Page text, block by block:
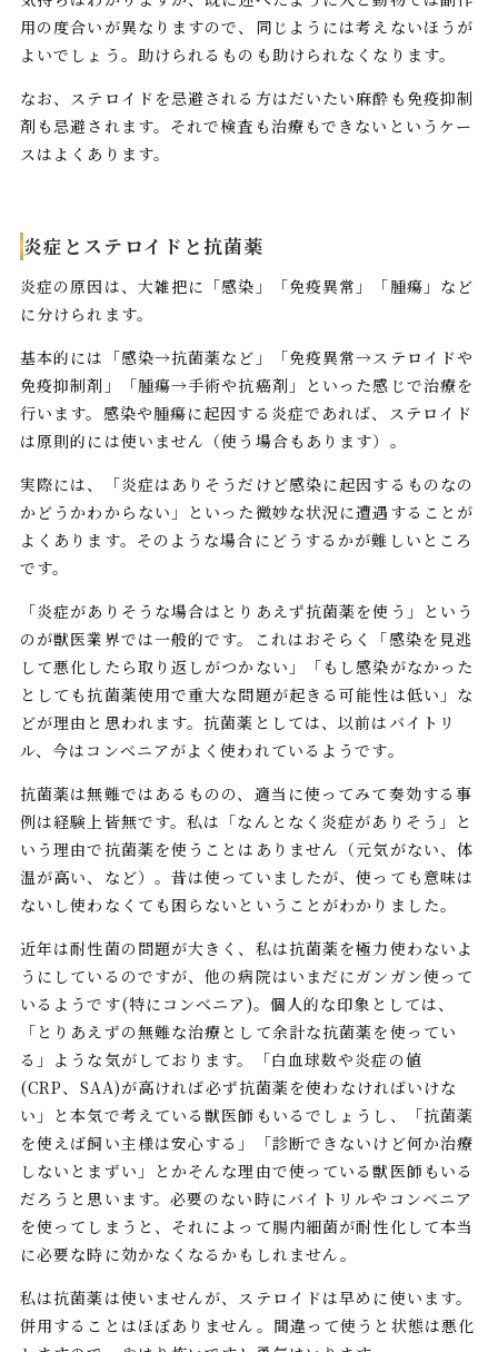
用の度合いが異なりますので、同じようには考えないほうが
よいでしょう。助けられるものも助けられなくなります。
なお、ステロイドを忌避される方はだいたい麻酔も免疫抑制
剤も忌避されます。それで検査も治療もできないというケー
スはよくあります。
炎症とステロイドと抗菌薬
炎症の原因は、大雑把に「感染」「免疫異常」「腫瘍」など
に分けられます。
基本的には「感染→抗菌薬など」「免疫異常→ステロイドや
免疫抑制剤」「腫瘍→手術や抗癌剤」といった感じで治療を
行います。感染や腫瘍に起因する炎症であれば、ステロイド
は原則的には使いません（使う場合もあります）。
実際には、「炎症はありそうだけど感染に起因するものなの
かどうかわからない」といった微妙な状況に遭遇することが
よくあります。そのような場合にどうするかが難しいところ
です。
「炎症がありそうな場合はとりあえず抗菌薬を使う」という
のが獣医業界では一般的です。これはおそらく「感染を見逃
して悪化したら取り返しがつかない」「もし感染がなかった
としても抗菌薬使用で重大な問題が起きる可能性は低い」な
どが理由と思われます。抗菌薬としては、以前はバイトリ
ル、今はコンべニアがよく使われているようです。
抗菌薬は無難ではあるものの、適当に使ってみて奏効する事
例は経験上皆無です。私は「なんとなく炎症がありそう」と
いう理由で抗菌薬を使うことはありません（元気がない、体
温が高い、など）。昔は使っていましたが、使っても意味は
ないし使わなくても困らないということがわかりました。
近年は耐性菌の問題が大きく、私は抗菌薬を極力使わないよ
うにしているのですが、他の病院はいまだにガンガン使って
いるようです(特にコンべニア)。個人的な印象としては、
「とりあえずの無難な治療として余計な抗菌薬を使ってい
る」ような気がしております。「白血球数や炎症の値
(CRP、SAA)が高ければ必ず抗菌薬を使わなければいけな
い」と本気で考えている獣医師もいるでしょうし、「抗菌薬
を使えば飼い主様は安心する」「診断できないけど何か治療
しないとまずい」とかそんな理由で使っている獣医師もいる
だろうと思います。必要のない時にバイトリルやコンベニア
を使ってしまうと、それによって腸内細菌が耐性化して本当
に必要な時に効かなくなるかもしれません。
私は抗菌薬は使いませんが、ステロイドは早めに使います。
併用することはほぼありません。間違って使うと状態は悪化